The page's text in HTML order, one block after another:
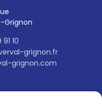
Grignon
10
grignon.fr
grignon.com